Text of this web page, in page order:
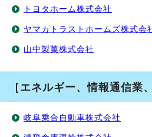
トヨタホーム株式会社
ヤマカトラストホームズ株式会
山中製菓株式会社
［エネルギー、情報通信業
岐阜乗合自動車株式会社